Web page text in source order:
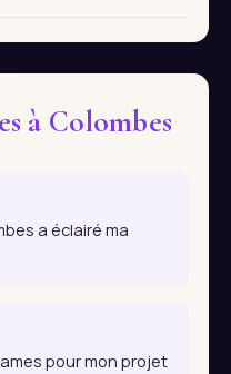
à Colombes
a éclairé ma
pour mon projet